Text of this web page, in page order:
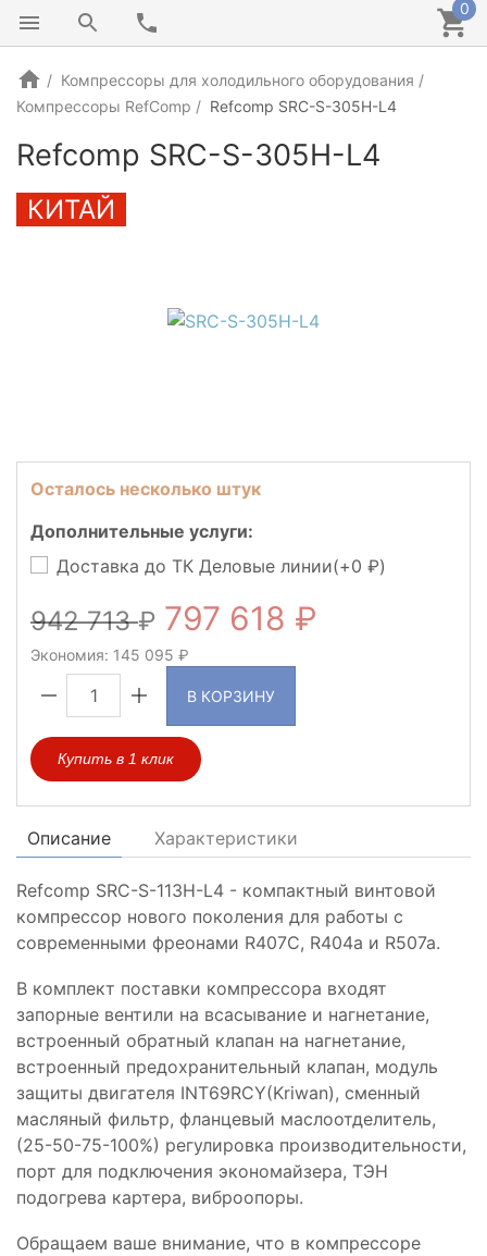
0
Компрессоры для холодильного оборудования
Компрессоры RefComp
Refcomp SRC-S-305H-L4
Refcomp SRC-S-305H-L4
КИТАЙ
Осталось несколько штук
Дополнительные услуги:
Доставка до ТК Деловые линии(+0 )
942 713 797 618
Экономия: 145 095
В КОРЗИНУ
Купить в 1 клик
Описание Характеристики
Refcomp SRC-S-113H-L4 - компактный винтовой
компрессор нового поколения для работы с
современными фреонами R407C, R404a и R507a.
В комплект поставки компрессора входят
запорные вентили на всасывание и нагнетание,
встроенный обратный клапан на нагнетание,
встроенный предохранительный клапан, модуль
защиты двигателя INT69RCY(Kriwan), сменный
масляный фильтр, фланцевый маслоотделитель,
(25-50-75-100%) регулировка производительности,
порт для подключения экономайзера, ТЭН
подогрева картера, виброопоры.
Обращаем ваше внимание, что в компрессоре